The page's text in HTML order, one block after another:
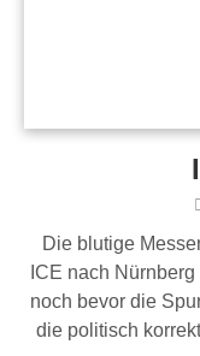
Die blutige
ICE nach
noch bevor die
die politisch